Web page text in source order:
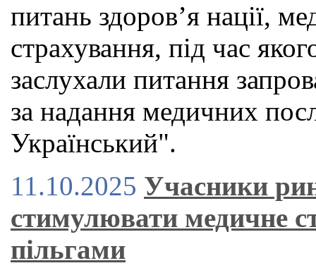
питань здоров’я нації,
страхування, під час
заслухали питання
за надання медичних
Український".
11.10.2025 Учасники
стимулювати медичне
пільгами